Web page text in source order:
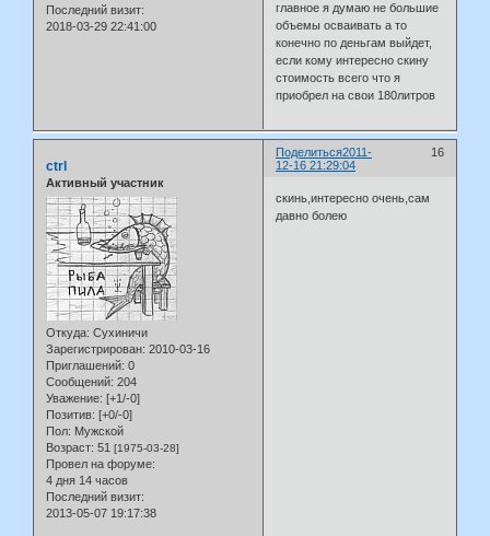
Последний визит:
2018-03-29 22:41:00
главное я думаю не большие
объемы осваивать а то
конечно по деньгам выйдет,
если кому интересно скину
стоимость всего что я
приобрел на свои 180литров
Поделиться 16
2011-
12-16 21:29:04
ctrl
Активный участник
Откуда: Сухиничи
Зарегистрирован: 2010-03-16
Приглашений: 0
Сообщений: 204
Уважение: [+1/-0]
Позитив: [+0/-0]
Пол: Мужской
Возраст: 51 [1975-03-28]
Провел на форуме:
4 дня 14 часов
Последний визит:
2013-05-07 19:17:38
скинь,интересно очень,сам
давно болею